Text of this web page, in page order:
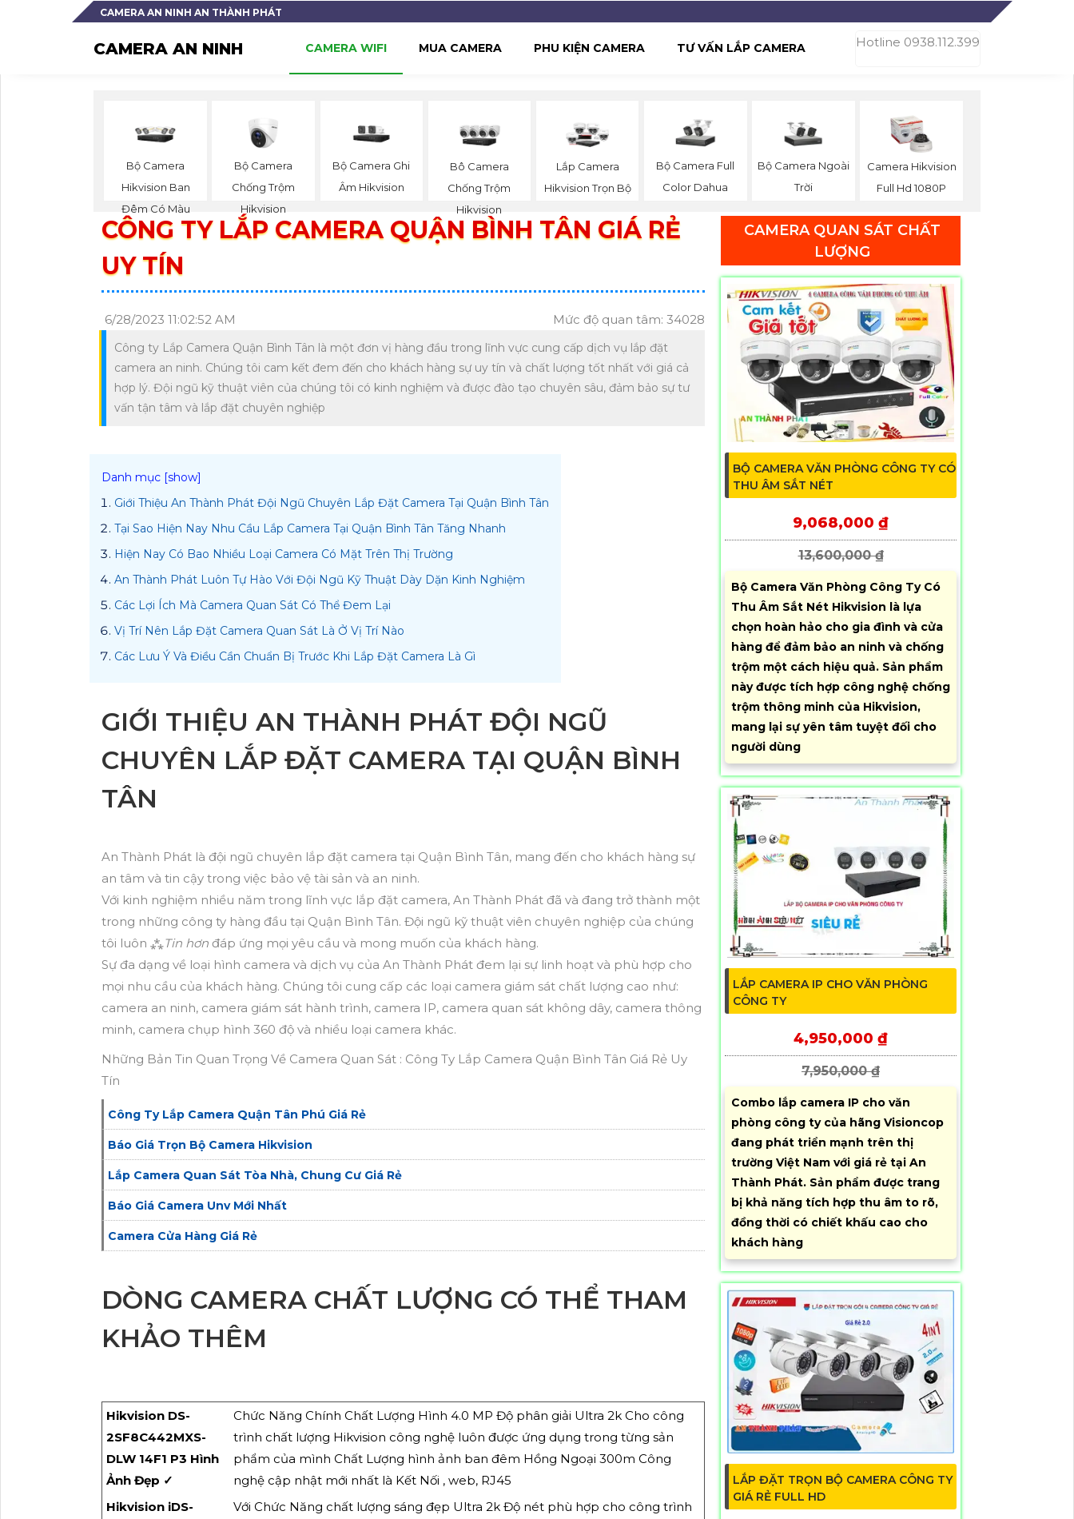
CAMERA AN NINH AN THÀNH PHÁT
CAMERA AN NINH Hotline 0938.112.399
CAMERA WIFI MUA CAMERA PHU KIỆN CAMERA TƯ VẤN LẮP CAMERA
Bộ Camera
Hikvision Ban
Đêm Có Màu
Bộ Camera
Chống Trộm
Hikvision
Bộ Camera Ghi
Âm Hikvision
Bô Camera
Chống Trộm
Hikvision
Lắp Camera
Hikvision Trọn Bộ
Bộ Camera Full
Color Dahua
Bộ Camera Ngoài
Trời
Camera Hikvision
Full Hd 1080P
CÔNG TY LẮP CAMERA QUẬN BÌNH TÂN GIÁ RẺ
UY TÍN
6/28/2023 11:02:52 AM Mức độ quan tâm: 34028
Công ty Lắp Camera Quận Bình Tân là một đơn vị hàng đầu trong lĩnh vực cung cấp dịch vụ lắp đặt
camera an ninh. Chúng tôi cam kết đem đến cho khách hàng sự uy tín và chất lượng tốt nhất với giá cả
hợp lý. Đội ngũ kỹ thuật viên của chúng tôi có kinh nghiệm và được đào tạo chuyên sâu, đảm bảo sự tư
vấn tận tâm và lắp đặt chuyên nghiệp
Giới Thiệu An Thành Phát Đội Ngũ Chuyên Lắp Đặt Camera Tại Quận Bình Tân
Tại Sao Hiện Nay Nhu Cầu Lắp Camera Tại Quận Bình Tân Tăng Nhanh
Hiện Nay Có Bao Nhiều Loại Camera Có Mặt Trên Thị Trường
An Thành Phát Luôn Tự Hào Với Đội Ngũ Kỹ Thuật Dày Dặn Kinh Nghiệm
Các Lợi Ích Mà Camera Quan Sát Có Thể Đem Lại
Vị Trí Nên Lắp Đặt Camera Quan Sát Là Ở Vị Trí Nào
Các Lưu Ý Và Điều Cần Chuẩn Bị Trước Khi Lắp Đặt Camera Là Gì
GIỚI THIỆU AN THÀNH PHÁT ĐỘI NGŨ
CHUYÊN LẮP ĐẶT CAMERA TẠI QUẬN BÌNH
TÂN
An Thành Phát là đội ngũ chuyên lắp đặt camera tại Quận Bình Tân, mang đến cho khách hàng sự
an tâm và tin cậy trong việc bảo vệ tài sản và an ninh.
Với kinh nghiệm nhiều năm trong lĩnh vực lắp đặt camera, An Thành Phát đã và đang trở thành một
trong những công ty hàng đầu tại Quận Bình Tân. Đội ngũ kỹ thuật viên chuyên nghiệp của chúng
tôi luôn ⁂Tin hơn đáp ứng mọi yêu cầu và mong muốn của khách hàng.
Sự đa dạng về loại hình camera và dịch vụ của An Thành Phát đem lại sự linh hoạt và phù hợp cho
mọi nhu cầu của khách hàng. Chúng tôi cung cấp các loại camera giám sát chất lượng cao như:
camera an ninh, camera giám sát hành trình, camera IP, camera quan sát không dây, camera thông
minh, camera chụp hình 360 độ và nhiều loại camera khác.
Những Bản Tin Quan Trọng Về Camera Quan Sát : Công Ty Lắp Camera Quận Bình Tân Giá Rẻ Uy
Tín
Công Ty Lắp Camera Quận Tân Phú Giá Rẻ
Báo Giá Trọn Bộ Camera Hikvision
Lắp Camera Quan Sát Tòa Nhà, Chung Cư Giá Rẻ
Báo Giá Camera Unv Mới Nhất
Camera Cửa Hàng Giá Rẻ
DÒNG CAMERA CHẤT LƯỢNG CÓ THỂ THAM
KHẢO THÊM
Hikvision DS-
2SF8C442MXS-
DLW 14F1 P3 Hình
Ảnh Đẹp ✓
Chức Năng Chính Chất Lượng Hình 4.0 MP Độ phân giải Ultra 2k Cho công
trình chất lượng Hikvision công nghệ luôn được ứng dụng trong từng sản
phẩm của mình Chất Lượng hình ảnh ban đêm Hồng Ngoại 300m Công
nghệ cập nhật mới nhất là Kết Nối , web, RJ45
Hikvision iDS-
Với Chức Năng chất lượng sáng đẹp Ultra 2k Độ nét phù hợp cho công trình
CAMERA QUAN SÁT CHẤT
LƯỢNG
BỘ CAMERA VĂN PHÒNG CÔNG TY CÓ
THU ÂM SẮT NÉT
9,068,000 ₫
13,600,000 ₫
Bộ Camera Văn Phòng Công Ty Có
Thu Âm Sắt Nét Hikvision là lựa
chọn hoàn hảo cho gia đình và cửa
hàng để đảm bảo an ninh và chống
trộm một cách hiệu quả. Sản phẩm
này được tích hợp công nghệ chống
trộm thông minh của Hikvision,
mang lại sự yên tâm tuyệt đối cho
người dùng
LẮP CAMERA IP CHO VĂN PHÒNG
CÔNG TY
4,950,000 ₫
7,950,000 ₫
Combo lắp camera IP cho văn
phòng công ty của hãng Visioncop
đang phát triển mạnh trên thị
trường Việt Nam với giá rẻ tại An
Thành Phát. Sản phẩm được trang
bị khả năng tích hợp thu âm to rõ,
đồng thời có chiết khấu cao cho
khách hàng
LẮP ĐẶT TRỌN BỘ CAMERA CÔNG TY
GIÁ RẺ FULL HD